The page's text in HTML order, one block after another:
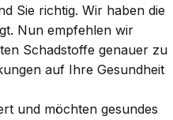
Sie richtig. Wir haben die
Nun empfehlen wir
Schadstoffe genauer zu
auf Ihre Gesundheit
und möchten gesundes